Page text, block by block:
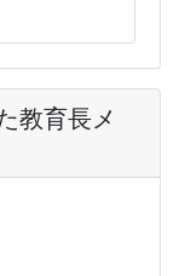
教育長メ